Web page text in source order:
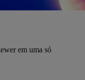
em uma só